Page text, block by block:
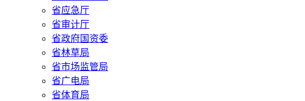
省应急厅
省审计厅
省政府国资委
省林草局
省市场监管局
省广电局
省体育局